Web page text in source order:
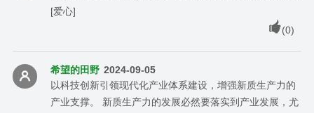
[爱心]
(0)
希望的田野 2024-09-05
以科技创新引领现代化产业体系建设，增强新质生产力的
产业支撑。 新质生产力的发展必然要落实到产业发展，尤